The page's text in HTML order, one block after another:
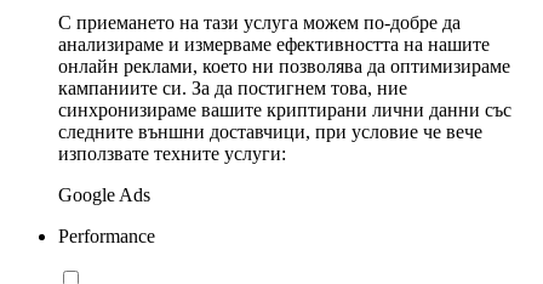
С приемането на тази услуга можем по-добре да
анализираме и измерваме ефективността на нашите
онлайн реклами, което ни позволява да оптимизираме
кампаниите си. За да постигнем това, ние
синхронизираме вашите криптирани лични данни със
следните външни доставчици, при условие че вече
използвате техните услуги:
Google Ads
Performance